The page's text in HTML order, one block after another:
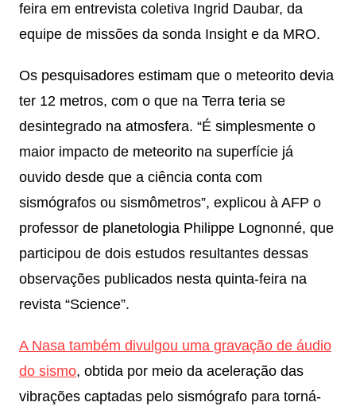
feira em entrevista coletiva Ingrid Daubar, da
equipe de missões da sonda Insight e da MRO.
Os pesquisadores estimam que o meteorito devia
ter 12 metros, com o que na Terra teria se
desintegrado na atmosfera. “É simplesmente o
maior impacto de meteorito na superfície já
ouvido desde que a ciência conta com
sismógrafos ou sismômetros”, explicou à AFP o
professor de planetologia Philippe Lognonné, que
participou de dois estudos resultantes dessas
observações publicados nesta quinta-feira na
revista “Science”.
A Nasa também divulgou uma gravação de áudio
do sismo, obtida por meio da aceleração das
vibrações captadas pelo sismógrafo para torná-